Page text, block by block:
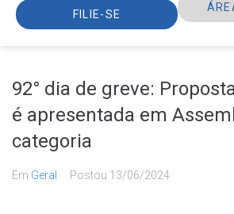
FILIE-SE
92° dia de greve:
é apresentada em
categoria
Em Geral Postou 13/06/2024